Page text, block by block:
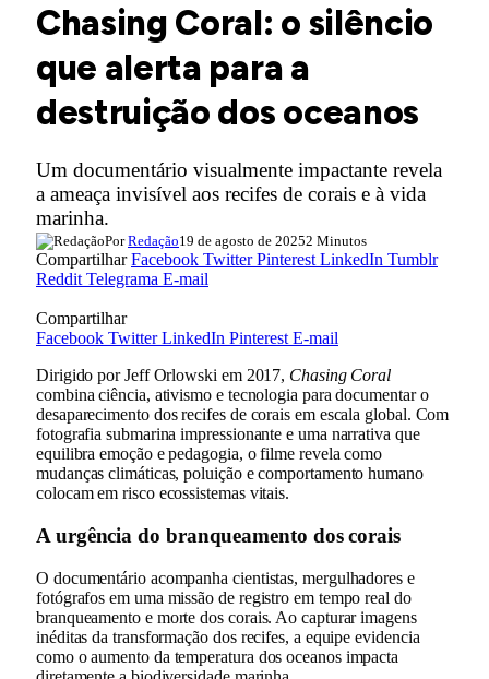
Chasing Coral: o silêncio
que alerta para a
destruição dos oceanos
Um documentário visualmente impactante revela
a ameaça invisível aos recifes de corais e à vida
marinha.
Por Redação19 de agosto de 20252 Minutos
CompartilharFacebook Twitter Pinterest LinkedIn Tumblr
Reddit Telegrama E-mail
Compartilhar
Facebook Twitter LinkedIn Pinterest E-mail
Dirigido por Jeff Orlowski em 2017, Chasing Coral
combina ciência, ativismo e tecnologia para documentar o
desaparecimento dos recifes de corais em escala global. Com
fotografia submarina impressionante e uma narrativa que
equilibra emoção e pedagogia, o filme revela como
mudanças climáticas, poluição e comportamento humano
colocam em risco ecossistemas vitais.
A urgência do branqueamento dos corais
O documentário acompanha cientistas, mergulhadores e
fotógrafos em uma missão de registro em tempo real do
branqueamento e morte dos corais. Ao capturar imagens
inéditas da transformação dos recifes, a equipe evidencia
como o aumento da temperatura dos oceanos impacta